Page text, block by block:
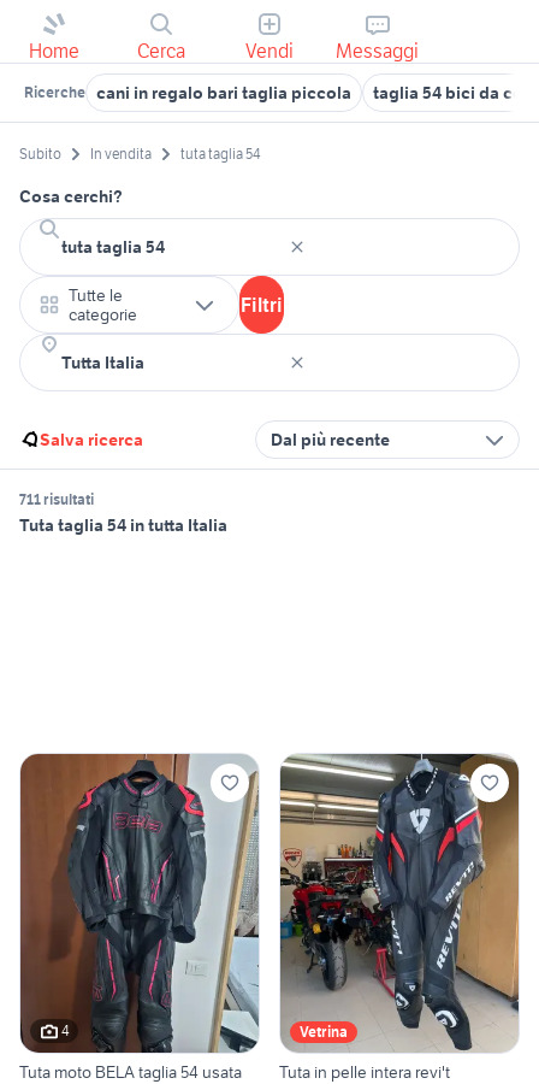
Home Cerca Vendi Messaggi
Ricerche cani in regalo bari taglia piccola taglia 54 bici da
Subito In vendita tuta taglia 54
Cosa cerchi?
Tutte le
categorie
Filtri
Salva ricerca Dal più recente
711 risultati
Tuta taglia 54 in tutta Italia
4
Tuta moto BELA taglia 54 usata
Vetrina
Tuta in pelle intera revi't